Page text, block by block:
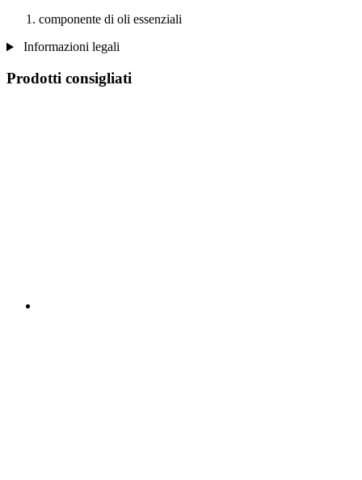
componente di oli essenziali
Informazioni legali
Prodotti consigliati